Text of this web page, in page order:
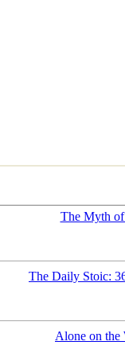
The Myth
The Daily Stoic:
Alone on the